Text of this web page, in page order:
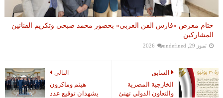
ختام معرض «فارس الفن العربي» بحضور محمد صبحي وتكريم الفنانين
المشاركين
تموز 29, 2026 undefined
التالي
هيثم وماكرون
يشهدان توقيع عدد
السابق
الخارجية المصرية
والتعاون الدولي تهنئ